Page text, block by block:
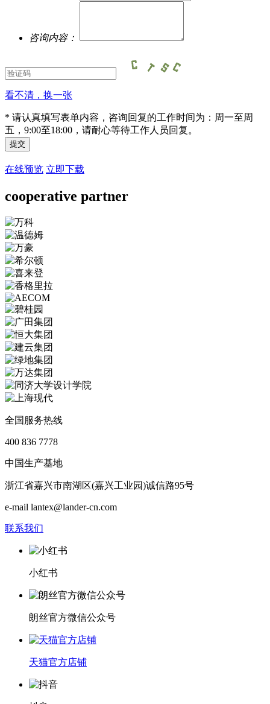
咨询内容：
看不清，换一张
* 请认真填写表单内容，咨询回复的工作时间为：周一至周
五，9:00至18:00，请耐心等待工作人员回复。
在线预览 立即下载
cooperative partner
全国服务热线
400 836 7778
中国生产基地
浙江省嘉兴市南湖区(嘉兴工业园)诚信路95号
e-mail lantex@lander-cn.com
联系我们
小红书
朗丝官方微信公众号
天猫官方店铺